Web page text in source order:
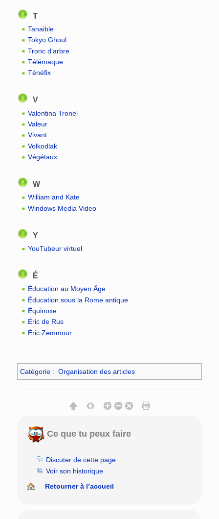
T
Tanaible
Tokyo Ghoul
Tronc d'arbre
Télémaque
Ténéfix
V
Valentina Tronel
Valeur
Vivant
Volkodlak
Végétaux
W
William and Kate
Windows Media Video
Y
YouTubeur virtuel
É
Éducation au Moyen Âge
Éducation sous la Rome antique
Équinoxe
Éric de Rus
Éric Zemmour
Catégorie : Organisation des articles
Ce que tu peux faire
Discuter de cette page
Voir son historique
Retourner à l’accueil